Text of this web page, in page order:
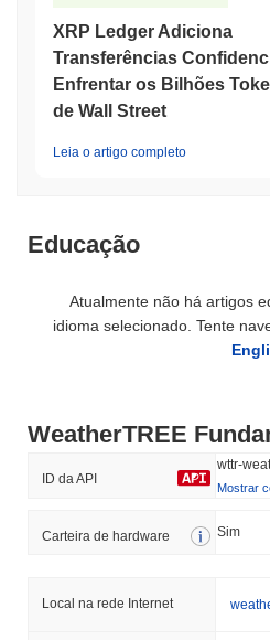
XRP Ledger Adiciona
Transferências
Enfrentar os Bilhões
de Wall Street
Leia o artigo completo
Educação
Atualmente não há artigos
idioma selecionado. Tente
WeatherTREE
ID da API
wttr-
Mostrar
Carteira de hardware Sim
Local na rede Internet